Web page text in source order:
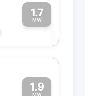
1.7
MW1
1.9
MW